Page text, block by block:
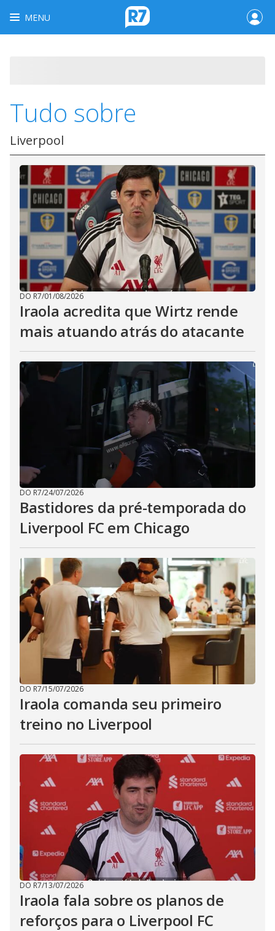
MENU
Tudo sobre
Liverpool
DO R7/01/08/2026
Iraola acredita que Wirtz rende
mais atuando atrás do atacante
DO R7/24/07/2026
Bastidores da pré-temporada do
Liverpool FC em Chicago
DO R7/15/07/2026
Iraola comanda seu primeiro
treino no Liverpool
DO R7/13/07/2026
Iraola fala sobre os planos de
reforços para o Liverpool FC